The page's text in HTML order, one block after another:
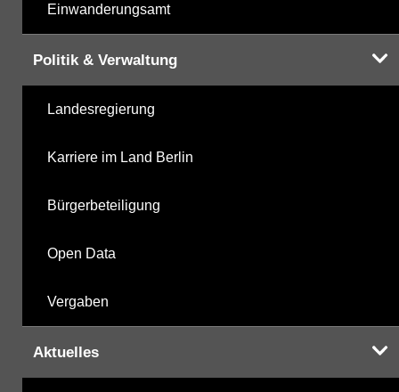
Einwanderungsamt
Politik & Verwaltung
Landesregierung
Karriere im Land Berlin
Bürgerbeteiligung
Open Data
Vergaben
Aktuelles